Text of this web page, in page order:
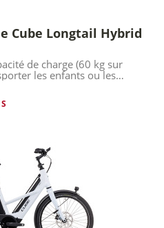
Cube Longtail Hybrid
de charge (60 kg sur
les enfants ou les